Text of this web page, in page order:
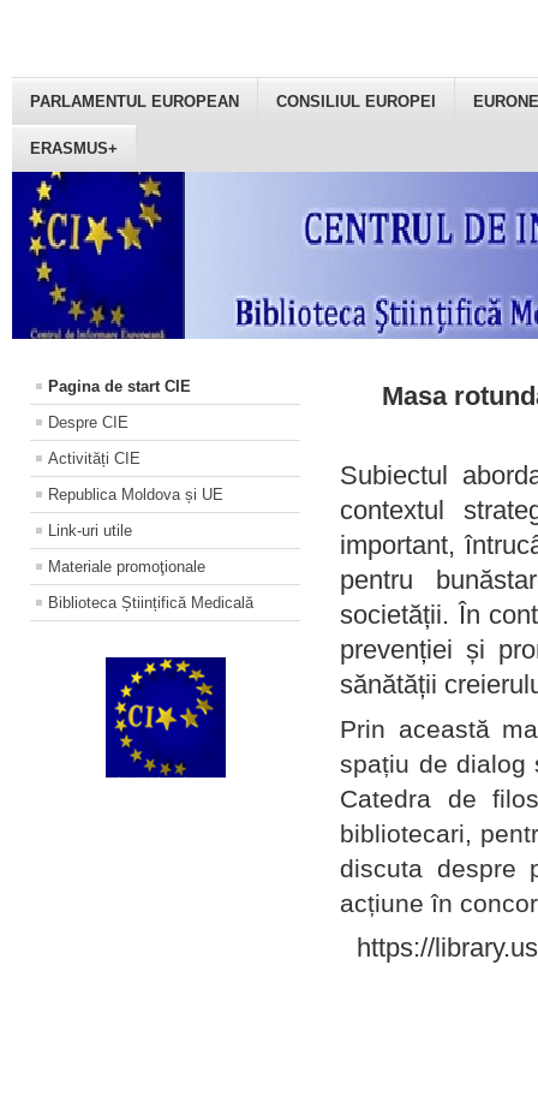
PARLAMENTUL EUROPEAN CONSILIUL EUROPEI
ERASMUS+
Pagina de start CIE
Despre CIE
Activități CIE
Republica Moldova și UE
Link-uri utile
Materiale promoţionale
Biblioteca Științifică Medicală
Masa
Subiectul
contextul
important,
pentru
societății. În
prevenției și
sănătății
Prin această
spațiu de dialog
Catedra de
bibliotecari,
discuta despre
acțiune în
https://